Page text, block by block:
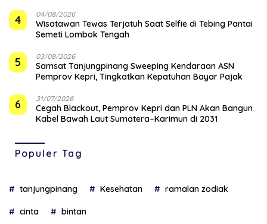
4 04/08/2026
Wisatawan Tewas Terjatuh Saat Selfie di Tebing Pantai
Semeti Lombok Tengah
5 03/08/2026
Samsat Tanjungpinang Sweeping Kendaraan ASN
Pemprov Kepri, Tingkatkan Kepatuhan Bayar Pajak
6 31/07/2026
Cegah Blackout, Pemprov Kepri dan PLN Akan Bangun
Kabel Bawah Laut Sumatera–Karimun di 2031
Populer Tag
tanjungpinang Kesehatan ramalan zodiak
cinta bintan